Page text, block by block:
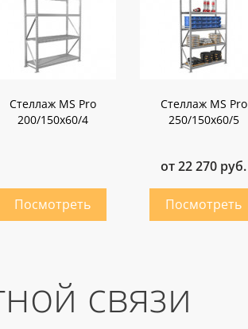
Стеллаж MS Pro
200/150x60/4
Стеллаж MS Pro
250/150x60/5
от 22 270 руб.
связи